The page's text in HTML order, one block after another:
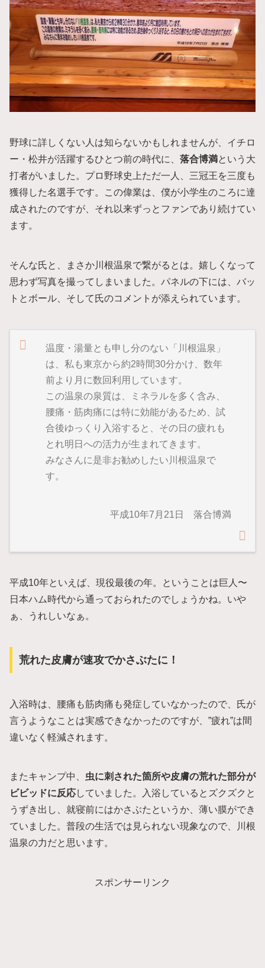
野球に詳しくない人は知らないかもしれませんが、イチロ
ー・松井が活躍するひとつ前の時代に、 落合博満という大
打者がいました。プロ野球史上ただ一人、三冠王を三度も
獲得した名選手です。この偉業は、僕が小学生のころに達
成されたのですが、それ以来ずっとファンであり続けてい
ます。
そんな氏と、まさか川根温泉で繋がるとは。嬉しくなって
思わず写真を撮ってしまいました。パネルの下には、バッ
トとボール、そして氏のコメントが添えられています。
温度・湯量とも申し分のない「川根温泉」
は、私も東京から約2時間30分かけ、数年
前より月に数回利用しています。
この温泉の泉質は、ミネラルを多く含み、
腰痛・筋肉痛には特に効能があるため、試
合後ゆっくり入浴すると、その日の疲れも
とれ明日への活力が生まれてきます。
みなさんに是非お勧めしたい川根温泉で
す。
平成10年7月21日 落合博満
平成10年といえば、現役最後の年。ということは巨人〜
日本ハム時代から通っておられたのでしょうかね。いや
ぁ、うれしいなぁ。
荒れた皮膚が速攻でかさぶたに！
入浴時は、腰痛も筋肉痛も発症していなかったので、氏が
言うようなことは実感できなかったのですが、”疲れ”は間
違いなく軽減されます。
またキャンプ中、 虫に刺された箇所や皮膚の荒れた部分が
ビビッドに反応していました。入浴しているとズクズクと
うずき出し、就寝前にはかさぶたというか、薄い膜ができ
ていました。普段の生活では見られない現象なので、川根
温泉の力だと思います。
スポンサーリンク